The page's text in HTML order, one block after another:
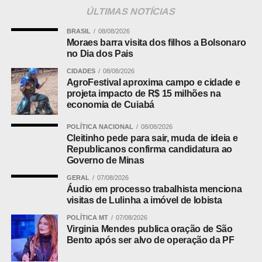
dados do Ministério da Agricultura e da Organização
movimenta cerca de R$ 23 bilhões por ano e gera
aproximadamente 200 mil empregos diretos e indiretos.
Embora Bahia e Pará continuem liderando a produção
nacional, estados como Mato Grosso vêm apresentando
crescimento consistente, especialmente por meio de
sistemas agroflorestais, que aliam produtividade,
preservação ambiental e geração de renda para
pequenos produtores.
em municípios das regiões Norte e Noroeste, favorecidos
pelo clima tropical e pelo incentivo à diversificação
agrícola. Além da produção das amêndoas, cresce
também o número de agroindústrias artesanais voltadas à
fabricação de chocolates de origem, agregando valor à
matéria-prima produzida dentro do próprio estado.
ÚLTIMAS NOTÍCIAS
BRASIL 08/08/2026
Moraes barra visita dos filhos a Bolsonaro
no Dia dos Pais
CIDADES 08/08/2026
AgroFestival aproxima campo e cidade e
projeta impacto de R$ 15 milhões na
economia de Cuiabá
POLÍTICA NACIONAL 08/08/2026
Cleitinho pede para sair, muda de ideia e
Republicanos confirma candidatura ao
Governo de Minas
GERAL 07/08/2026
Áudio em processo trabalhista menciona
visitas de Lulinha a imóvel de lobista
POLÍTICA MT 07/08/2026
Virginia Mendes publica oração de São
Bento após ser alvo de operação da PF